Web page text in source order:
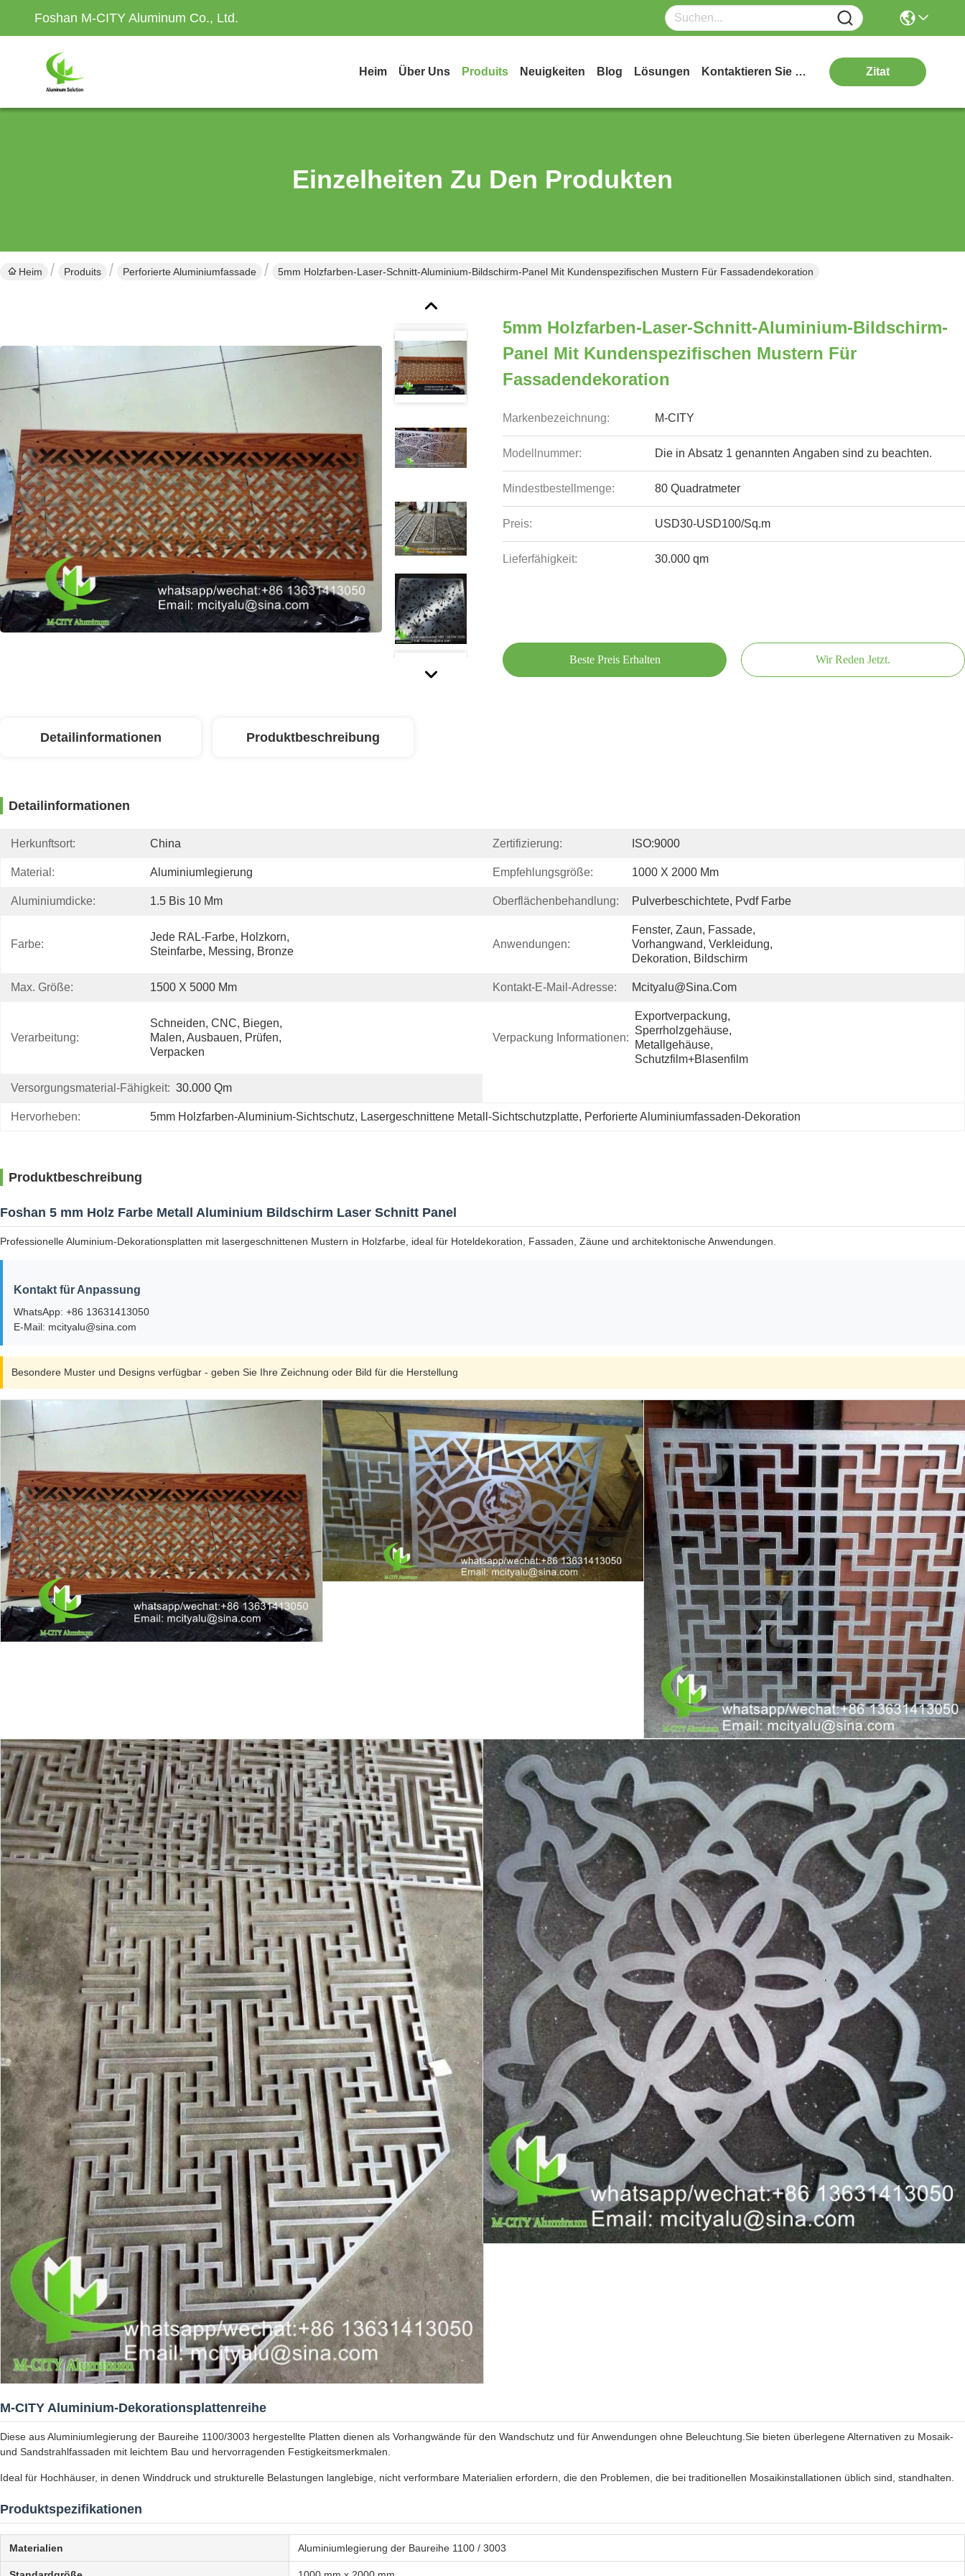
Foshan M-CITY Aluminum Co., Ltd.
Heim Über Uns Produits Neuigkeiten Blog Lösungen Kontaktieren Sie Uns Zitat
Einzelheiten Zu Den Produkten
Heim Produits Perforierte Aluminiumfassade 5mm Holzfarben-Laser-Schnitt-Aluminium-Bildschirm-Panel Mit Kundenspezifischen Mustern Für Fassadendekoration
5mm Holzfarben-Laser-Schnitt-Aluminium-Bildschirm-
Panel Mit Kundenspezifischen Mustern Für
Fassadendekoration
Markenbezeichnung: M-CITY
Modellnummer: Die in Absatz 1 genannten Angaben sind zu beachten.
Mindestbestellmenge: 80 Quadratmeter
Preis: USD30-USD100/Sq.m
Lieferfähigkeit: 30.000 qm
Beste Preis Erhalten Wir Reden Jetzt.
Detailinformationen Produktbeschreibung
Detailinformationen
Herkunftsort: China Zertifizierung: ISO:9000
Material: Aluminiumlegierung Empfehlungsgröße: 1000 X 2000 Mm
Aluminiumdicke: 1.5 Bis 10 Mm Oberflächenbehandlung: Pulverbeschichtete, Pvdf Farbe
Farbe:
Jede RAL-Farbe, Holzkorn,
Steinfarbe, Messing, Bronze
Anwendungen:
Fenster, Zaun, Fassade,
Vorhangwand, Verkleidung,
Dekoration, Bildschirm
Max. Größe: 1500 X 5000 Mm Kontakt-E-Mail-Adresse: Mcityalu@sina.com
Verarbeitung:
Schneiden, CNC, Biegen,
Malen, Ausbauen, Prüfen,
Verpacken
Verpackung Informationen:
Exportverpackung,
Sperrholzgehäuse,
Metallgehäuse,
Schutzfilm+Blasenfilm
Versorgungsmaterial-Fähigkeit: 30.000 Qm
Hervorheben: 5mm Holzfarben-Aluminium-Sichtschutz, Lasergeschnittene Metall-Sichtschutzplatte, Perforierte Aluminiumfassaden-Dekoration
Produktbeschreibung
Foshan 5 mm Holz Farbe Metall Aluminium Bildschirm Laser Schnitt Panel
Professionelle Aluminium-Dekorationsplatten mit lasergeschnittenen Mustern in Holzfarbe, ideal für Hoteldekoration, Fassaden, Zäune und architektonische Anwendungen.
Kontakt für Anpassung
WhatsApp: +86 13631413050
E-Mail: mcityalu@sina.com
Besondere Muster und Designs verfügbar - geben Sie Ihre Zeichnung oder Bild für die Herstellung
M-CITY Aluminium-Dekorationsplattenreihe
Diese aus Aluminiumlegierung der Baureihe 1100/3003 hergestellte Platten dienen als Vorhangwände für den Wandschutz und für Anwendungen ohne Beleuchtung.Sie bieten überlegene Alternativen zu Mosaik-
und Sandstrahlfassaden mit leichtem Bau und hervorragenden Festigkeitsmerkmalen.
Ideal für Hochhäuser, in denen Winddruck und strukturelle Belastungen langlebige, nicht verformbare Materialien erfordern, die den Problemen, die bei traditionellen Mosaikinstallationen üblich sind, standhalten.
Produktspezifikationen
Materialien Aluminiumlegierung der Baureihe 1100 / 3003